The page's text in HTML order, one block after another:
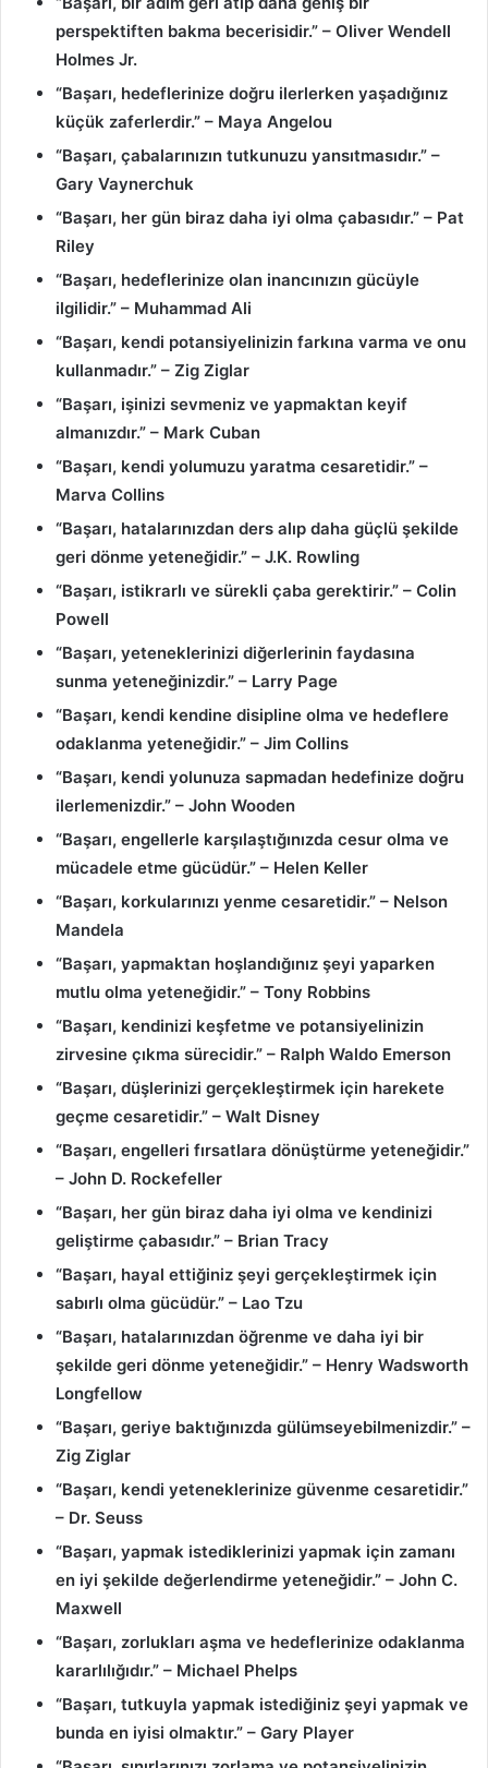
perspektiften bakma becerisidir.” – Oliver Wendell
Holmes Jr.
“Başarı, hedeflerinize doğru ilerlerken yaşadığınız
küçük zaferlerdir.” – Maya Angelou
“Başarı, çabalarınızın tutkunuzu yansıtmasıdır.” –
Gary Vaynerchuk
“Başarı, her gün biraz daha iyi olma çabasıdır.” – Pat
Riley
“Başarı, hedeflerinize olan inancınızın gücüyle
ilgilidir.” – Muhammad Ali
“Başarı, kendi potansiyelinizin farkına varma ve onu
kullanmadır.” – Zig Ziglar
“Başarı, işinizi sevmeniz ve yapmaktan keyif
almanızdır.” – Mark Cuban
“Başarı, kendi yolumuzu yaratma cesaretidir.” –
Marva Collins
“Başarı, hatalarınızdan ders alıp daha güçlü şekilde
geri dönme yeteneğidir.” – J.K. Rowling
“Başarı, istikrarlı ve sürekli çaba gerektirir.” – Colin
Powell
“Başarı, yeteneklerinizi diğerlerinin faydasına
sunma yeteneğinizdir.” – Larry Page
“Başarı, kendi kendine disipline olma ve hedeflere
odaklanma yeteneğidir.” – Jim Collins
“Başarı, kendi yolunuza sapmadan hedefinize doğru
ilerlemenizdir.” – John Wooden
“Başarı, engellerle karşılaştığınızda cesur olma ve
mücadele etme gücüdür.” – Helen Keller
“Başarı, korkularınızı yenme cesaretidir.” – Nelson
Mandela
“Başarı, yapmaktan hoşlandığınız şeyi yaparken
mutlu olma yeteneğidir.” – Tony Robbins
“Başarı, kendinizi keşfetme ve potansiyelinizin
zirvesine çıkma sürecidir.” – Ralph Waldo Emerson
“Başarı, düşlerinizi gerçekleştirmek için harekete
geçme cesaretidir.” – Walt Disney
“Başarı, engelleri fırsatlara dönüştürme yeteneğidir.”
– John D. Rockefeller
“Başarı, her gün biraz daha iyi olma ve kendinizi
geliştirme çabasıdır.” – Brian Tracy
“Başarı, hayal ettiğiniz şeyi gerçekleştirmek için
sabırlı olma gücüdür.” – Lao Tzu
“Başarı, hatalarınızdan öğrenme ve daha iyi bir
şekilde geri dönme yeteneğidir.” – Henry Wadsworth
Longfellow
“Başarı, geriye baktığınızda gülümseyebilmenizdir.” –
Zig Ziglar
“Başarı, kendi yeteneklerinize güvenme cesaretidir.”
– Dr. Seuss
“Başarı, yapmak istediklerinizi yapmak için zamanı
en iyi şekilde değerlendirme yeteneğidir.” – John C.
Maxwell
“Başarı, zorlukları aşma ve hedeflerinize odaklanma
kararlılığıdır.” – Michael Phelps
“Başarı, tutkuyla yapmak istediğiniz şeyi yapmak ve
bunda en iyisi olmaktır.” – Gary Player